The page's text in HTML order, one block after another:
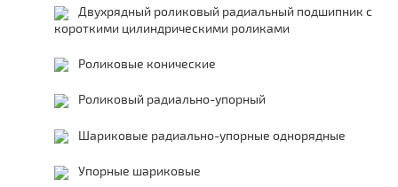
Двухрядный роликовый радиальный подшипник с
короткими цилиндрическими роликами
Роликовые конические
Роликовый радиально-упорный
Шариковые радиально-упорные однорядные
Упорные шариковые